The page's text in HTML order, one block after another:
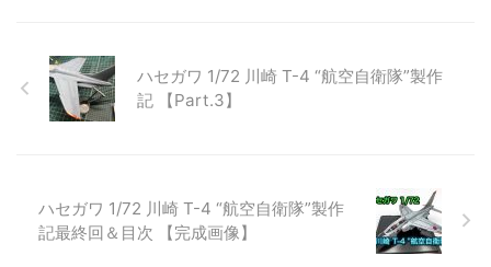
じみのキットレビューとして、ま
ずはランナーからチェックしてい
きます。 ▲全ランナーとデカー
ハセガワ 1/72 川崎 T-4 “航空自衛隊”製作
記 【Part.3】
ハセガワ 1/72 川崎 T-4 “航空自衛隊”製作
記最終回＆目次 【完成画像】